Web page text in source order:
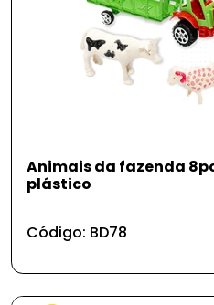
Animais da fazenda
plástico
Código: BD78